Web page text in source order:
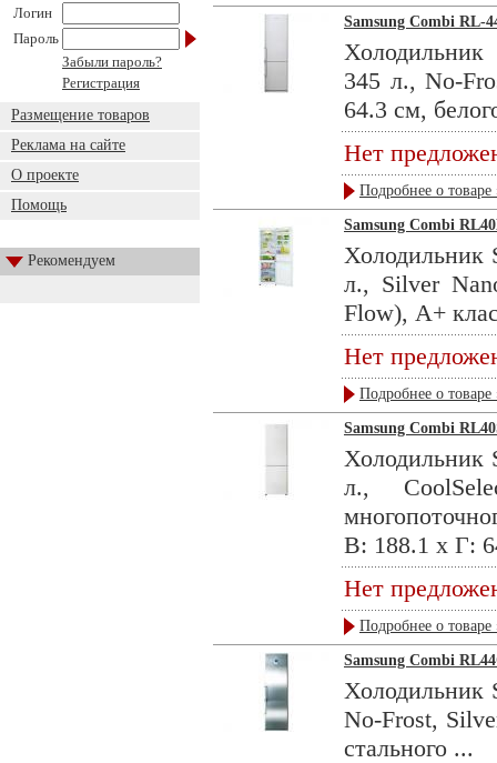
Логин
Пароль
Забыли пароль?
Регистрация
Размещение товаров
Реклама на сайте
О проекте
Помощь
Рекомендуем
Samsung Combi RL-
345 л., No-
64.3 см,
Нет
Подробнее о товаре
Samsung Combi
Холодильник
л., Silver
Flow), A+
Нет
Подробнее о товаре
Samsung Combi
Холодильник
л.,
B: 188.1 x Г:
Нет
Подробнее о товаре
Samsung Combi
Холодильник
No-Frost,
стального ...